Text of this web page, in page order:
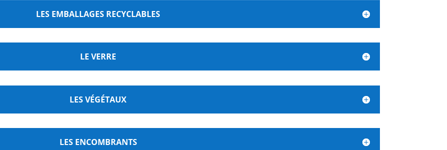
LES EMBALLAGES RECYCLABLES
LE VERRE
LES VÉGÉTAUX
LES ENCOMBRANTS